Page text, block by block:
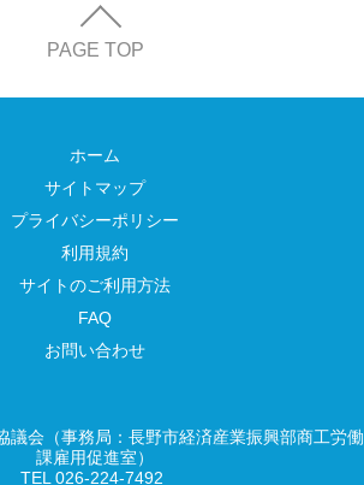
PAGE TOP
ホーム
サイトマップ
プライバシーポリシー
利用規約
サイトのご利用方法
FAQ
お問い合わせ
議会（事務局：長野市経済産業振興部商工労働
課雇用促進室）
TEL 026-224-7492